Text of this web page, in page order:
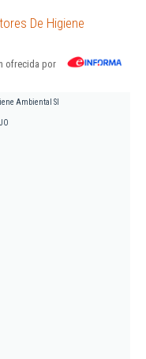
De Higiene
ofrecida por
Ambiental Sl